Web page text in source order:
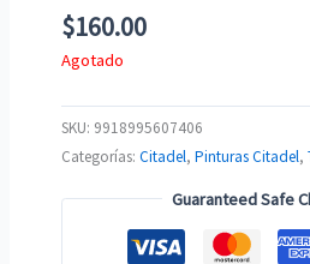
$160.00
Agotado
SKU: 9918995607406
Categorías:Citadel,Pinturas Citadel,
Guaranteed Safe